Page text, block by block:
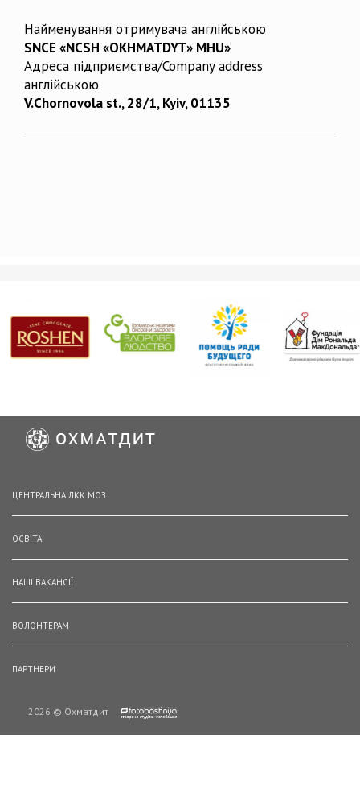
Найменування отримувача англійською
SNCE «NCSH «OKHMATDYT» MHU»
Адреса підприємства/Company address
англійською
V.Chornovola st., 28/1, Kyiv, 01135
ЦЕНТРАЛЬНА ЛКК МОЗ
ОСВІТА
НАШІ ВАКАНСІЇ
ВОЛОНТЕРАМ
ПАРТНЕРИ
2026 © Охматдит